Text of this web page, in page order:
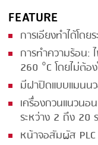
TRAY FORMING
TUMBLING
VACUUM PACKING
VACUUM STUFFING
WASHING
FEATURE
การเอียงทำได้โดย
การทำความร้อน
260 °C โดยไม่ต้
มีฝาปิดแบบแมนน
เครื่องกวนแนวนอ
ระหว่าง 2 ถึง 20
หน้าจอสัมผัส PLC